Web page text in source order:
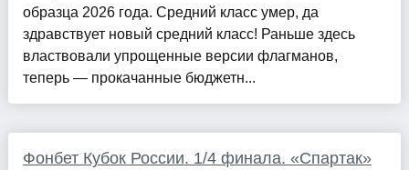
образца 2026 года. Средний класс умер, да
здравствует новый средний класс! Раньше здесь
властвовали упрощенные версии флагманов,
теперь — прокачанные бюджетн...
Фонбет Кубок России. 1/4 финала. «Спартак»